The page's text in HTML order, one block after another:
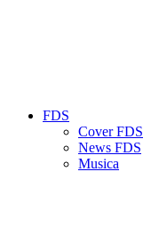
FDS
Cover FDS
News FDS
Musica